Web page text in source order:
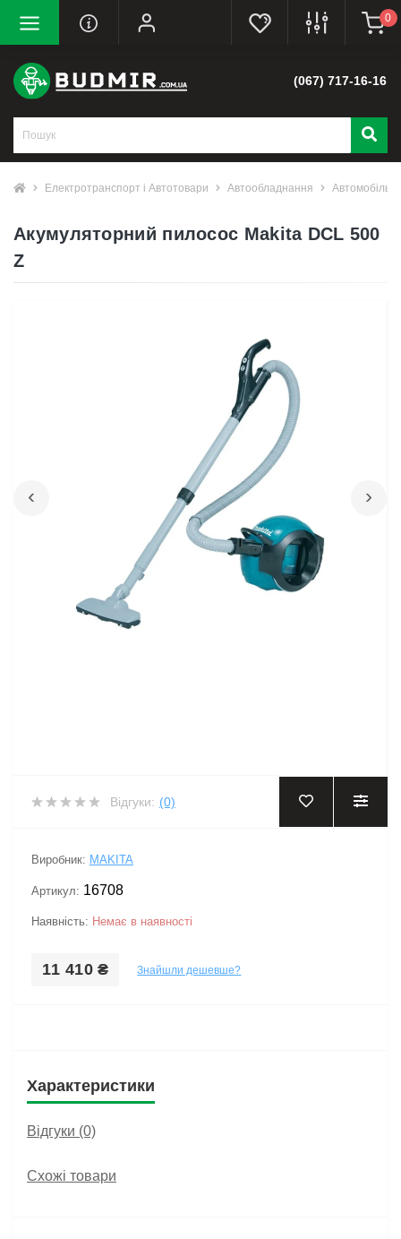
0
(067) 717-16-16
Електротранспорт і Автотовари Автообладнання
Акумуляторний пилосос Makita DCL 500
Z
‹ ›
‹ ›
Відгуки: (0)
Виробник: MAKITA
Артикул: 16708
Наявність: Немає в наявності
11 410 ₴ Знайшли дешевше?
Характеристики
Відгуки (0)
Схожі товари